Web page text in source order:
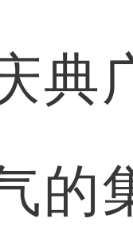
典
的